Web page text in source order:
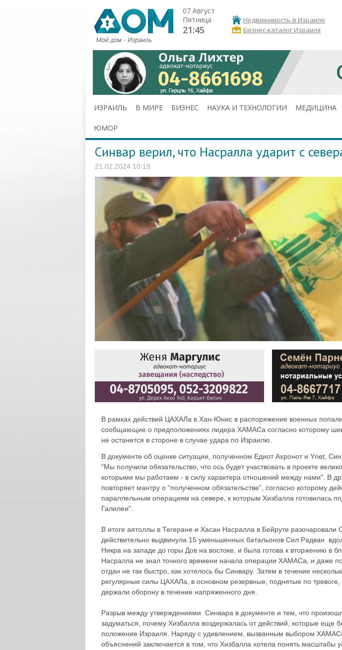
07 Август
Пятница
21:45
Недвижимость в Израиле
Бизнес-каталог Израиля
ИЗРАИЛЬ В МИРЕ БИЗНЕС НАУКА И ТЕХНОЛОГИИ МЕДИЦИНА
ЮМОР
Синвар верил, что Насралла ударит с
21.02.2024 10:19
В рамках действий ЦАХАЛа в Хан-Юнис в распоряжение военных
сообщающие о предположениях лидера ХАМАСа согласно которому
не останется в стороне в случае удара по Израилю.
В документе об оценке ситуации, полученном Едиот Ахронот и Ynet,
"Мы получили обязательство, что ось будет участвовать в проекте
которыми мы работаем - в силу характера отношений между нами". В
повторяет мантру о “полученном обязательстве”, согласно которому
параллельным операциям на севере, к которым Хизбалла готовилась
Галилеи".
В итоге аятоллы в Тегеране и Хасан Насралла в Бейруте разочаровали
действительно выдвинула 15 уменьшенных батальонов Сил Радван
Никра на западе до горы Дов на востоке, и была готова к вторжению в
Насралла не знал точного времени начала операции ХАМАСа, и даже
отдан не так быстро, как хотелось бы Синвару. Затем в течение
регулярные силы ЦАХАЛа, в основном резервные, поднятые по
держали оборону в течение напряженного дня.
Разрыв между утверждениями Синвара в документе и тем, что
задуматься, почему Хизбалла воздержалась от действий, которые еще
положение Израиля. Наряду с удивлением, вызванным выбором
объяснений заключается в том, что Хизбалла хотела понять масштабы